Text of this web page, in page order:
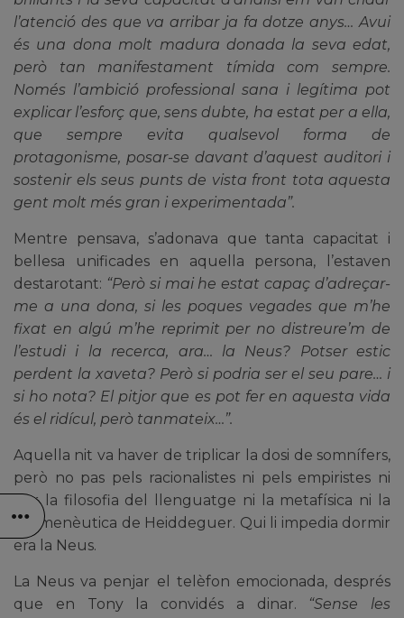
l’atenció des que va arribar ja fa dotze anys… Avui
és una dona molt madura donada la seva edat,
però tan manifestament tímida com sempre.
Només l’ambició professional sana i legítima pot
explicar l’esforç que, sens dubte, ha estat per a ella,
que sempre evita qualsevol forma de
protagonisme, posar-se davant d’aquest auditori i
sostenir els seus punts de vista front tota aquesta
gent molt més gran i experimentada”.
Mentre pensava, s’adonava que tanta capacitat i
bellesa unificades en aquella persona, l’estaven
destarotant: “Peròsi mai he estat capaç d’adreçar-
me a una dona, si les poques vegades que m’he
fixat en algú m’he reprimit per no distreure’m de
l’estudi i la recerca, ara… la Neus? Potser estic
perdent la xaveta? Però si podria ser el seu pare… i
si ho nota? El pitjor que es pot fer en aquesta vida
és el ridícul, però tanmateix…”.
Aquella nit va haver de triplicar la dosi de somnífers,
però no pas pels racionalistes ni pels empiristes ni
per la filosofia del llenguatge ni la metafísica ni la
hermenèutica de Heiddeguer. Qui li impedia dormir
era la Neus.
La Neus va penjar el telèfon emocionada, després
que en Tony la convidés a dinar. “Sense les